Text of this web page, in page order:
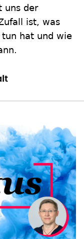
uns der
ist, was
hat und wie